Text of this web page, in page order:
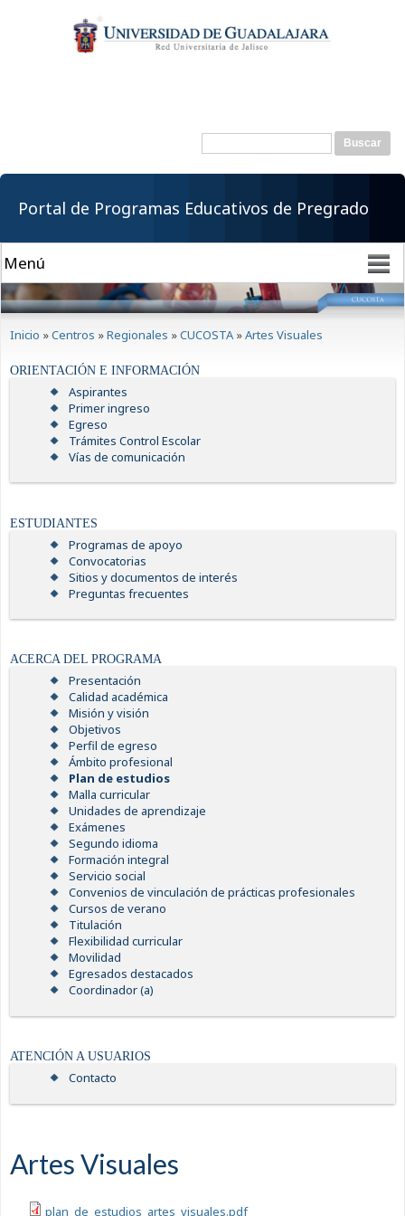
contenido
principal
Formulario de
Buscar
Portal de Programas Educativos de Pregrado
Inicio »Centros »Regionales »CUCOSTA »Artes Visuales
ORIENTACIÓN E INFORMACIÓN
Aspirantes
Primer ingreso
Egreso
Trámites Control Escolar
Vías de comunicación
ESTUDIANTES
Programas de apoyo
Convocatorias
Sitios y documentos de interés
Preguntas frecuentes
ACERCA DEL PROGRAMA
Presentación
Calidad académica
Misión y visión
Objetivos
Perfil de egreso
Ámbito profesional
Plan de estudios
Malla curricular
Unidades de aprendizaje
Exámenes
Segundo idioma
Formación integral
Servicio social
Convenios de vinculación de prácticas profesionales
Cursos de verano
Titulación
Flexibilidad curricular
Movilidad
Egresados destacados
Coordinador (a)
ATENCIÓN A USUARIOS
Contacto
Artes Visuales
plan_de_estudios_artes_visuales.pdf